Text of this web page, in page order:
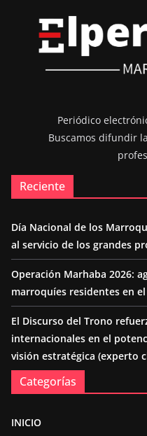
Periódico
Buscamos difundir
Reciente
Día Nacional de los
al servicio de los grandes
Operación Marhaba 2026:
marroquíes residentes en
El Discurso del Trono
internacionales en el
visión estratégica (experto
Categorías
INICIO